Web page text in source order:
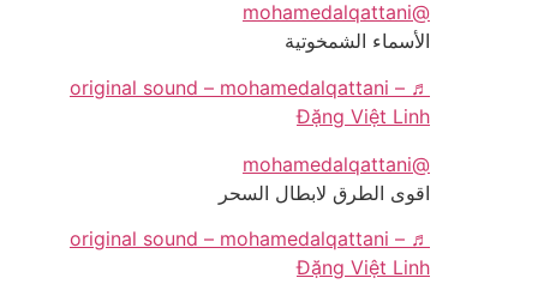
@mohamedalqattani
الأسماء الشمخوتية
♬ original sound – mohamedalqattani –
Đặng Việt Linh
@mohamedalqattani
اقوى الطرق لابطال السحر
♬ original sound – mohamedalqattani –
Đặng Việt Linh